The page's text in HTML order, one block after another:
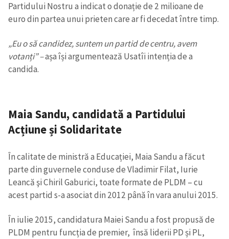
Partidului Nostru a indicat o donație de 2 milioane de
euro din partea unui prieten care ar fi decedat între timp.
„Eu o să candidez, suntem un partid de centru, avem
votanți” –așa își argumentează Usatîi intenția de a
candida.
Maia Sandu, candidată a Partidului
Acțiune și Solidaritate
În calitate de ministră a Educației, Maia Sandu a făcut
parte din guvernele conduse de Vladimir Filat, Iurie
Leancă şi Chiril Gaburici, toate formate de PLDM – cu
acest partid s-a asociat din 2012 până în vara anului 2015.
În iulie 2015, candidatura Maiei Sandu a fost propusă de
PLDM pentru funcția de premier, însă liderii PD și PL,